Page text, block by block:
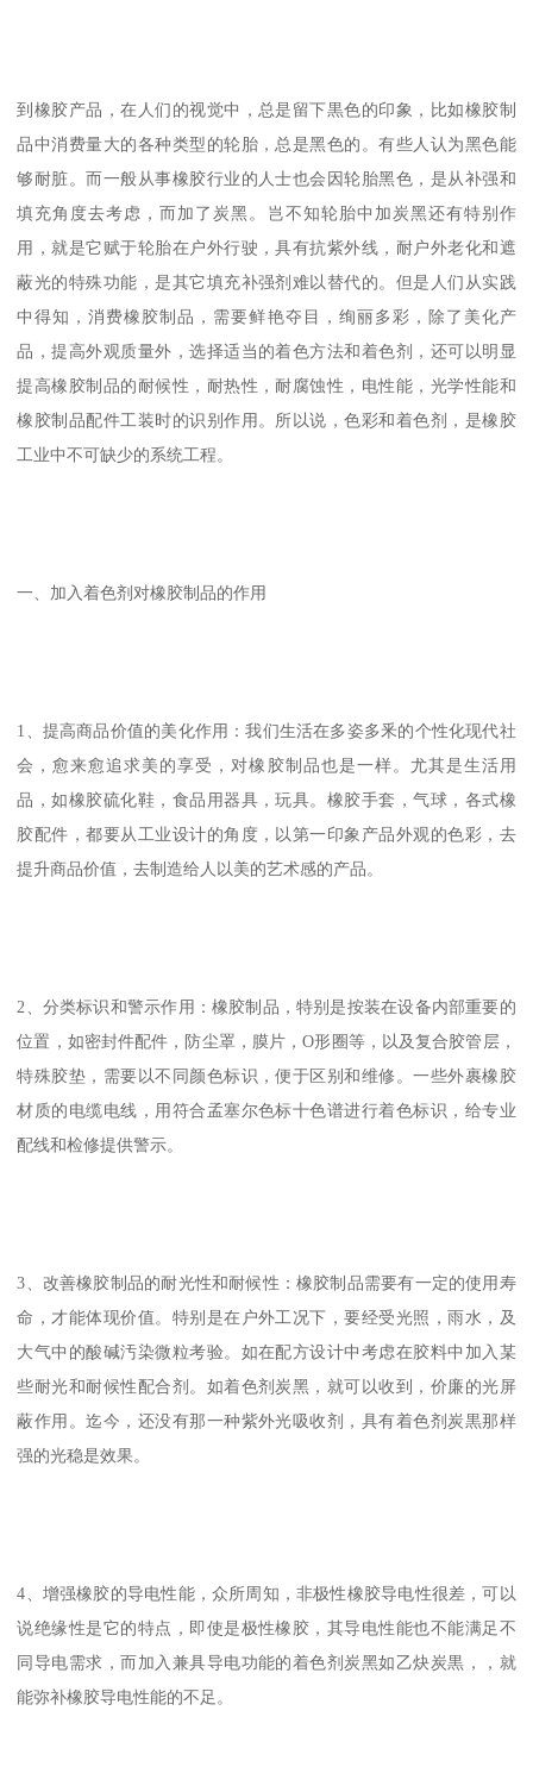
到橡胶产品，在人们的视觉中，总是留下黒色的印象，比如橡胶制
品中消费量大的各种类型的轮胎，总是黑色的。有些人认为黑色能
够耐脏。而一般从事橡胶行业的人士也会因轮胎黑色，是从补强和
填充角度去考虑，而加了炭黑。岂不知轮胎中加炭黑还有特别作
用，就是它赋于轮胎在户外行驶，具有抗紫外线，耐户外老化和遮
蔽光的特殊功能，是其它填充补强剂难以替代的。但是人们从实践
中得知，消费橡胶制品，需要鲜艳夺目，绚丽多彩，除了美化产
品，提高外观质量外，选择适当的着色方法和着色剂，还可以明显
提高橡胶制品的耐候性，耐热性，耐腐蚀性，电性能，光学性能和
橡胶制品配件工装时的识别作用。所以说，色彩和着色剂，是橡胶
工业中不可缺少的系统工程。
一、加入着色剂对橡胶制品的作用
1、提高商品价值的美化作用：我们生活在多姿多釆的个性化现代社
会，愈来愈追求美的享受，对橡胶制品也是一样。尤其是生活用
品，如橡胶硫化鞋，食品用器具，玩具。橡胶手套，气球，各式橡
胶配件，都要从工业设计的角度，以第一印象产品外观的色彩，去
提升商品价值，去制造给人以美的艺术感的产品。
2、分类标识和警示作用：橡胶制品，特别是按装在设备内部重要的
位置，如密封件配件，防尘罩，膜片，O形圈等，以及复合胶管层，
特殊胶垫，需要以不同颜色标识，便于区别和维修。一些外裹橡胶
材质的电缆电线，用符合孟塞尔色标十色谱进行着色标识，给专业
配线和检修提供警示。
3、改善橡胶制品的耐光性和耐候性：橡胶制品需要有一定的使用寿
命，才能体现价值。特别是在户外工况下，要经受光照，雨水，及
大气中的酸碱汚染微粒考验。如在配方设计中考虑在胶料中加入某
些耐光和耐候性配合剂。如着色剂炭黑，就可以收到，价廉的光屏
蔽作用。迄今，还没有那一种紫外光吸收剂，具有着色剂炭黒那样
强的光稳是效果。
4、增强橡胶的导电性能，众所周知，非极性橡胶导电性很差，可以
说绝缘性是它的特点，即使是极性橡胶，其导电性能也不能满足不
同导电需求，而加入兼具导电功能的着色剂炭黑如乙炔炭黒，，就
能弥补橡胶导电性能的不足。